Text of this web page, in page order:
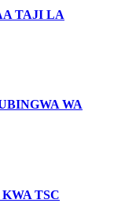
TAJI LA
WA
TSC